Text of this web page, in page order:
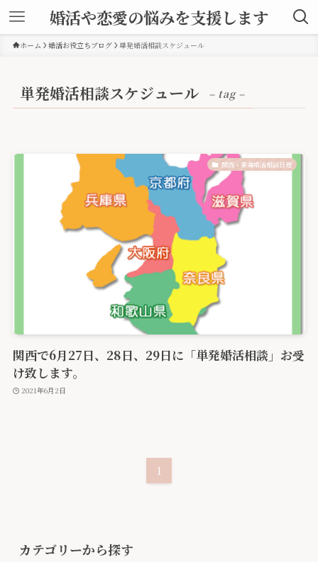
婚活や恋愛の悩みを支援します
ホーム 婚活お役立ちブログ 単発婚活相談スケジュール
単発婚活相談スケジュール – tag –
関西・東海婚活相談日程
関西で6月27日、28日、29日に「単発婚活相談」お受
け致します。
2021年6月2日
1
カテゴリーから探す